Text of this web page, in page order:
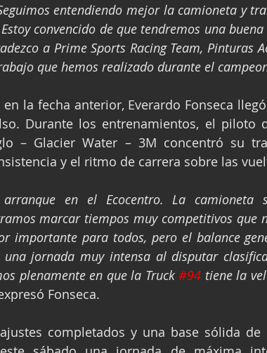
entendiendo mejor la camioneta y
convencido de que tendremos una
a Prime Sports Racing Team, Pinturas
que hemos realizado durante el
la fecha anterior, Everardo Fonseca
Durante los entrenamientos, el piloto
– Glacier Water – 3M concentró su
y el ritmo de carrera sobre las
arranque en el Ecocentro. La
marcar tiempos muy competitivos que
importante para todos, pero el balance
una jornada muy intensa al disputar
plenamente en que la Truck #94 tiene la
Fonseca.
completados y una base sólida de